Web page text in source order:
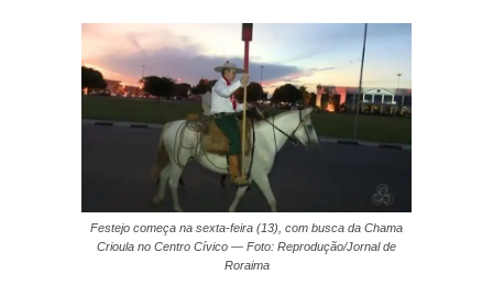
Festejo começa na sexta-feira (13), com busca da Chama
Crioula no Centro Cívico — Foto: Reprodução/Jornal de
Roraima